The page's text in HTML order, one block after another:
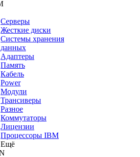
Серверы
Жесткие диски
Системы хранения
данных
Адаптеры
Память
Кабель
Power
Модули
Трансиверы
Разное
Коммутаторы
Лицензии
Процессоры IBM
Ещё